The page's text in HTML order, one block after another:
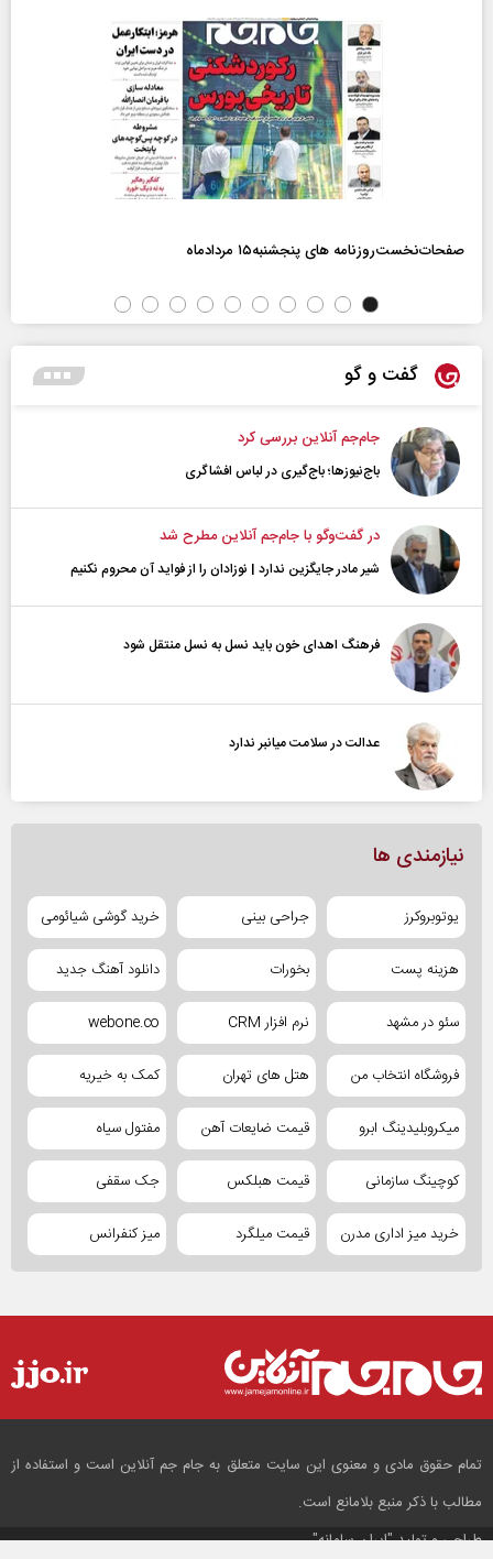
صفحات‌نخست‌روزنامه ها‌ی پنجشنبه‌۱۵ مردادماه
گفت و گو
جام‌جم آنلاین بررسی کرد
باج‌نیوزها؛ باج‌گیری در لباس افشاگری
در گفت‌و‌گو با جام‌جم آنلاین مطرح شد
شیر مادر جایگزین ندارد | نوزادان را از فواید آن محروم نکنیم
فرهنگ اهدای خون باید نسل به نسل منتقل شود
عدالت در سلامت میانبر ندارد
نیازمندی ها
یوتوبروکرز جراحی بینی خرید گوشی شیائومی
هزینه پست بخورات دانلود آهنگ جدید
سئو در مشهد نرم افزار CRM webone.co
فروشگاه انتخاب من هتل های تهران کمک به خیریه
میکروبلیدینگ ابرو قیمت ضایعات آهن مفتول سیاه
کوچینگ سازمانی قیمت هبلکس جک سقفی
خرید میز اداری مدرن قیمت میلگرد میز کنفرانس
تمام حقوق مادی و معنوی این سایت متعلق به جام جم آنلاین است و استفاده از
مطالب با ذکر منبع بلامانع است.
طراحی و تولید"ایران سامانه"